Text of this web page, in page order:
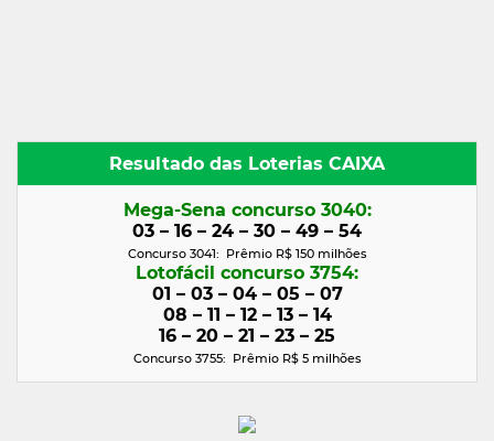
Resultado das Loterias CAIXA
Mega-Sena concurso 3040:
03 – 16 – 24 – 30 – 49 – 54
Concurso 3041: Prêmio R$ 150 milhões
Lotofácil concurso 3754:
01 – 03 – 04 – 05 – 07
08 – 11 – 12 – 13 – 14
16 – 20 – 21 – 23 – 25
Concurso 3755: Prêmio R$ 5 milhões